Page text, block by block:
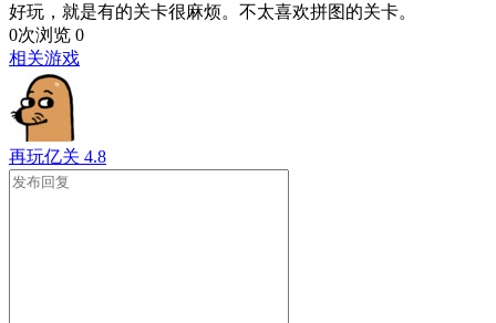
好玩，就是有的关卡很麻烦。不太喜欢拼图的关卡。
0次浏览 0
相关游戏
再玩亿关 4.8